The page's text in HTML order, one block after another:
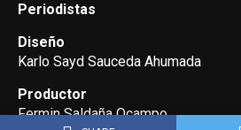
Periodistas
Diseño
Karlo Sayd Sauceda Ahumada
Productor
Fermin Saldaña Ocampo